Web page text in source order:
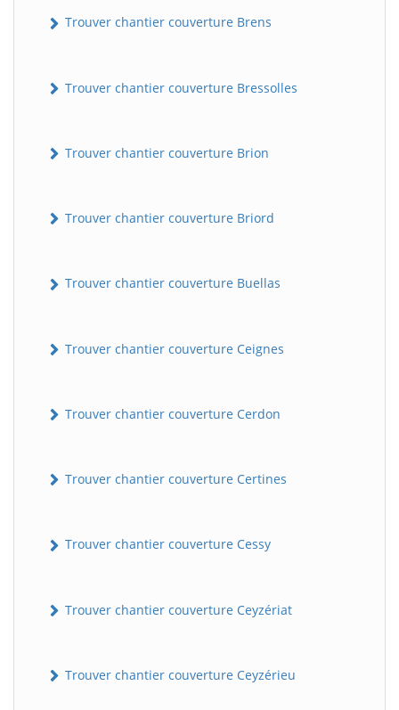
Trouver chantier couverture Brens
Trouver chantier couverture Bressolles
Trouver chantier couverture Brion
Trouver chantier couverture Briord
Trouver chantier couverture Buellas
Trouver chantier couverture Ceignes
Trouver chantier couverture Cerdon
Trouver chantier couverture Certines
Trouver chantier couverture Cessy
Trouver chantier couverture Ceyzériat
Trouver chantier couverture Ceyzérieu